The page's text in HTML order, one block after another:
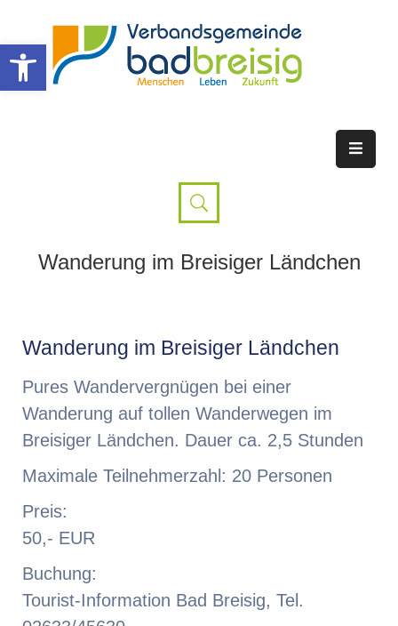
Werkzeugleiste öffnen
Wanderung im Breisiger Ländchen
Wanderung im Breisiger Ländchen
Pures Wandervergnügen bei einer
Wanderung auf tollen Wanderwegen im
Breisiger Ländchen. Dauer ca. 2,5 Stunden
Maximale Teilnehmerzahl: 20 Personen
Preis:
50,- EUR
Buchung:
Tourist-Information Bad Breisig, Tel.